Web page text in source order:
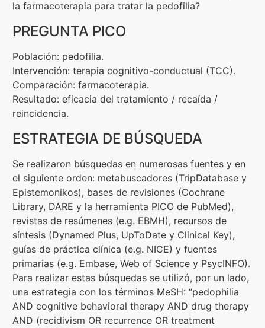
la farmacoterapia para tratar la pedofilia?
PREGUNTA PICO
Población: pedofilia.
Intervención: terapia cognitivo-conductual (TCC).
Comparación: farmacoterapia.
Resultado: eficacia del tratamiento / recaída /
reincidencia.
ESTRATEGIA DE BÚSQUEDA
Se realizaron búsquedas en numerosas fuentes y en
el siguiente orden: metabuscadores (TripDatabase y
Epistemonikos), bases de revisiones (Cochrane
Library, DARE y la herramienta PICO de PubMed),
revistas de resúmenes (e.g. EBMH), recursos de
síntesis (Dynamed Plus, UpToDate y Clinical Key),
guías de práctica clínica (e.g. NICE) y fuentes
primarias (e.g. Embase, Web of Science y PsycINFO).
Para realizar estas búsquedas se utilizó, por un lado,
una estrategia con los términos MeSH: “pedophilia
AND cognitive behavioral therapy AND drug therapy
AND (recidivism OR recurrence OR treatment